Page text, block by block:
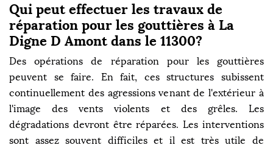
Qui peut effectuer les travaux de
réparation pour les gouttières à La
Digne D Amont dans le 11300?
Des opérations de réparation pour les gouttières
peuvent se faire. En fait, ces structures subissent
continuellement des agressions venant de l'extérieur à
l'image des vents violents et des grêles. Les
dégradations devront être réparées. Les interventions
sont assez souvent difficiles et il est très utile de